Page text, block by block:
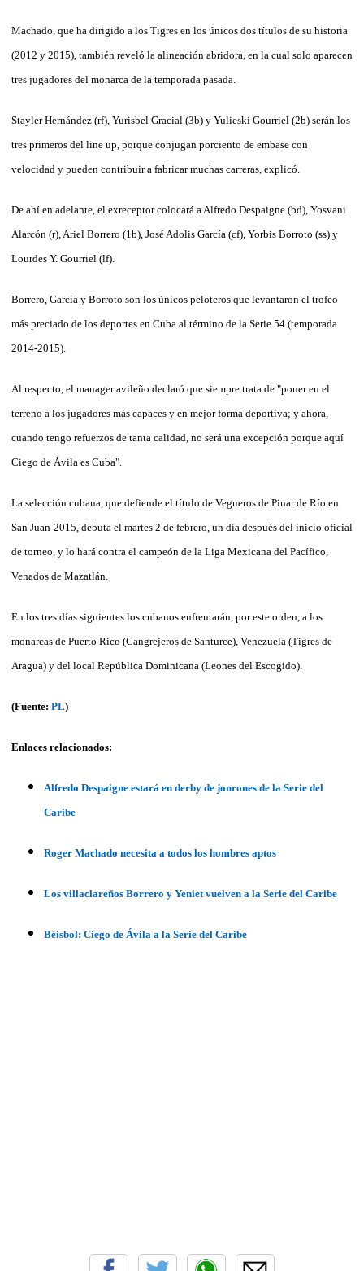
Machado, que ha dirigido a los Tigres en los únicos dos títulos de su historia
(2012 y 2015), también reveló la alineación abridora, en la cual solo aparecen
tres jugadores del monarca de la temporada pasada.
Stayler Hernández (rf), Yurisbel Gracial (3b) y Yulieski Gourriel (2b) serán los
tres primeros del line up, porque conjugan porciento de embase con
velocidad y pueden contribuir a fabricar muchas carreras, explicó.
De ahí en adelante, el exreceptor colocará a Alfredo Despaigne (bd), Yosvani
Alarcón (r), Ariel Borrero (1b), José Adolis García (cf), Yorbis Borroto (ss) y
Lourdes Y. Gourriel (lf).
Borrero, García y Borroto son los únicos peloteros que levantaron el trofeo
más preciado de los deportes en Cuba al término de la Serie 54 (temporada
2014-2015).
Al respecto, el manager avileño declaró que siempre trata de "poner en el
terreno a los jugadores más capaces y en mejor forma deportiva; y ahora,
cuando tengo refuerzos de tanta calidad, no será una excepción porque aquí
Ciego de Ávila es Cuba".
La selección cubana, que defiende el título de Vegueros de Pinar de Río en
San Juan-2015, debuta el martes 2 de febrero, un día después del inicio oficial
de torneo, y lo hará contra el campeón de la Liga Mexicana del Pacífico,
Venados de Mazatlán.
En los tres días siguientes los cubanos enfrentarán, por este orden, a los
monarcas de Puerto Rico (Cangrejeros de Santurce), Venezuela (Tigres de
Aragua) y del local República Dominicana (Leones del Escogido).
(Fuente: PL)
Enlaces relacionados:
Alfredo Despaigne estará en derby de jonrones de la Serie del
Caribe
Roger Machado necesita a todos los hombres aptos
Los villaclareños Borrero y Yeniet vuelven a la Serie del Caribe
Béisbol: Ciego de Ávila a la Serie del Caribe